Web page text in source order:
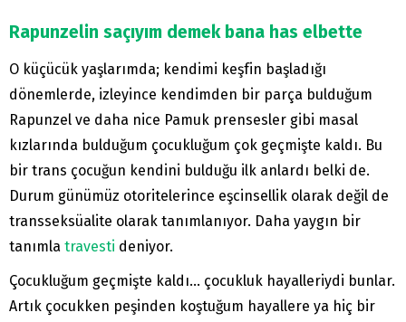
Rapunzelin saçıyım demek bana has elbette
O küçücük yaşlarımda; kendimi keşfin başladığı
dönemlerde, izleyince kendimden bir parça bulduğum
Rapunzel ve daha nice Pamuk prensesler gibi masal
kızlarında bulduğum çocukluğum çok geçmişte kaldı. Bu
bir trans çocuğun kendini bulduğu ilk anlardı belki de.
Durum günümüz otoritelerince eşcinsellik olarak değil de
transseksüalite olarak tanımlanıyor. Daha yaygın bir
tanımla travesti deniyor.
Çocukluğum geçmişte kaldı… çocukluk hayalleriydi bunlar.
Artık çocukken peşinden koştuğum hayallere ya hiç bir